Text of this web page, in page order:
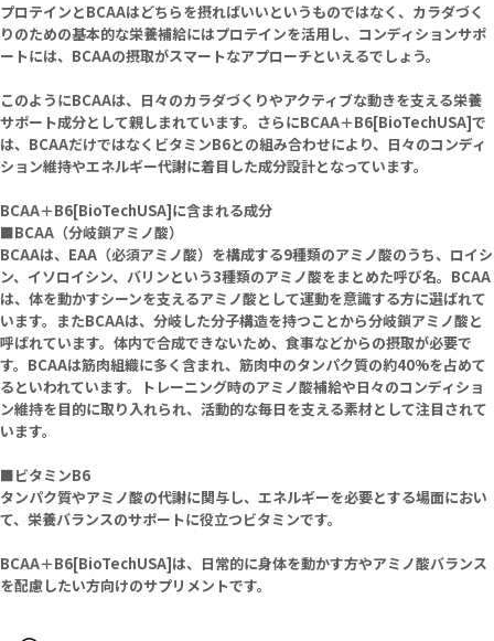
プロテインとBCAAはどちらを摂ればいいというものではなく、カラダづく
りのための基本的な栄養補給にはプロテインを活用し、コンディションサポ
ートには、BCAAの摂取がスマートなアプローチといえるでしょう。
このようにBCAAは、日々のカラダづくりやアクティブな動きを支える栄養
サポート成分として親しまれています。さらにBCAA＋B6[BioTechUSA]で
は、BCAAだけではなくビタミンB6との組み合わせにより、日々のコンディ
ション維持やエネルギー代謝に着目した成分設計となっています。
BCAA＋B6[BioTechUSA]に含まれる成分
■BCAA（分岐鎖アミノ酸）
BCAAは、EAA（必須アミノ酸）を構成する9種類のアミノ酸のうち、ロイシ
ン、イソロイシン、バリンという3種類のアミノ酸をまとめた呼び名。BCAA
は、体を動かすシーンを支えるアミノ酸として運動を意識する方に選ばれて
います。またBCAAは、分岐した分子構造を持つことから分岐鎖アミノ酸と
呼ばれています。体内で合成できないため、食事などからの摂取が必要で
す。BCAAは筋肉組織に多く含まれ、筋肉中のタンパク質の約40%を占めて
るといわれています。トレーニング時のアミノ酸補給や日々のコンディショ
ン維持を目的に取り入れられ、活動的な毎日を支える素材として注目されて
います。
■ビタミンB6
タンパク質やアミノ酸の代謝に関与し、エネルギーを必要とする場面におい
て、栄養バランスのサポートに役立つビタミンです。
BCAA＋B6[BioTechUSA]は、日常的に身体を動かす方やアミノ酸バランス
を配慮したい方向けのサプリメントです。